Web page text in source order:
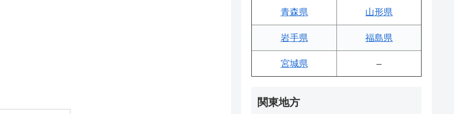
青森県 山形県
岩手県 福島県
宮城県 –
関東地方